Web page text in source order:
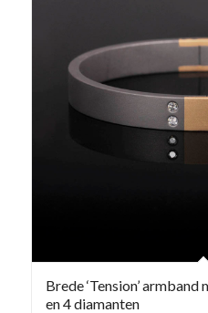
Brede ‘Tension’
en 4 diamanten